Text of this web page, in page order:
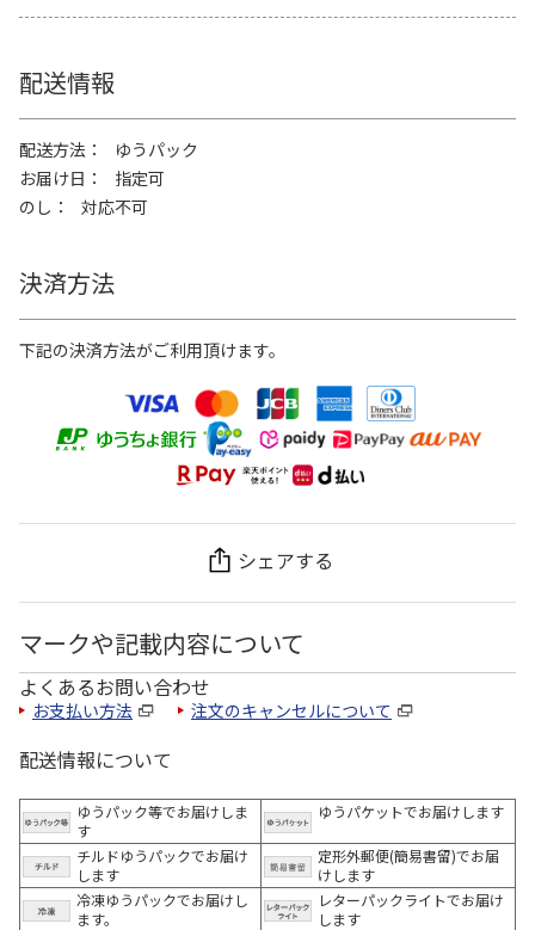
配送情報
配送方法
ゆうパック
お届け日
指定可
のし
対応不可
決済方法
下記の決済方法がご利用頂けます。
シェアする
マークや記載内容について
よくあるお問い合わせ
お支払い方法 注文のキャンセルについて
配送情報について
ゆうパック等でお届けしま
す
ゆうパケットでお届けします
チルドゆうパックでお届け
します
定形外郵便(簡易書留)でお届
けします
冷凍ゆうパックでお届けし
ます。
レターパックライトでお届け
します